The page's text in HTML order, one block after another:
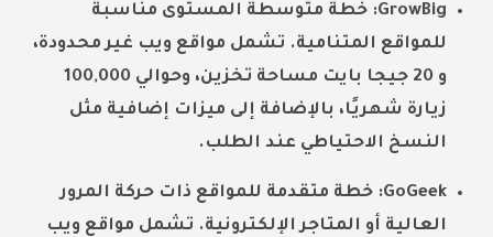
GrowBig: خطة متوسطة المستوى مناسبة
للمواقع المتنامية. تشمل مواقع ويب غير محدودة،
و 20 جيجا بايت مساحة تخزين، وحوالي 100,000
زيارة شهريًا، بالإضافة إلى ميزات إضافية مثل
النسخ الاحتياطي عند الطلب.
GoGeek: خطة متقدمة للمواقع ذات حركة المرور
العالية أو المتاجر الإلكترونية. تشمل مواقع ويب